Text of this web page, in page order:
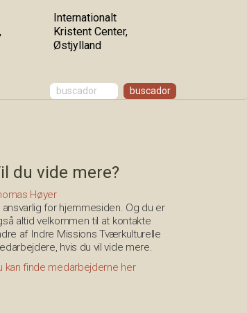
Internationalt
Kristent Center,
Østjylland
du vide mere?
Høyer
ansvarlig for hjemmesiden. Og du er
altid velkommen til at kontakte
af Indre Missions Tværkulturelle
hvis du vil vide mere.
kan finde medarbejderne her